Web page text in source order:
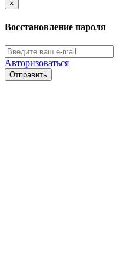
×
Восстановление пароля
Авторизоваться
Отправить